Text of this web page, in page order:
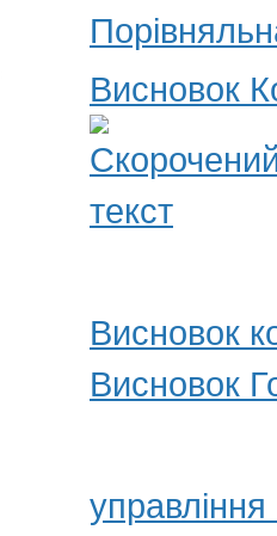
Висновок
Висновок
Висновок